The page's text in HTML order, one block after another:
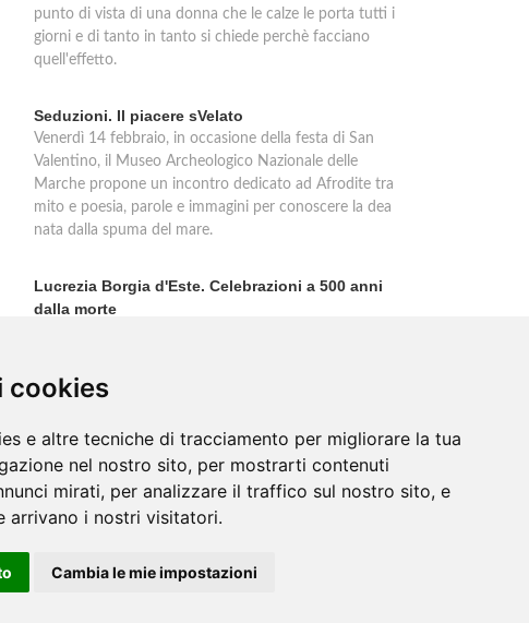
cookies
e altre tecniche di tracciamento per migliorare la tua
nel nostro sito, per mostrarti contenuti
mirati, per analizzare il traffico sul nostro sito, e
arrivano i nostri visitatori.
Cambia le mie impostazioni
punto di vista di una donna che le calze le porta tutti i
giorni e di tanto in tanto si chiede perchè facciano
quell'effetto.
Seduzioni. Il piacere sVelato
Venerdì 14 febbraio, in occasione della festa di San
Valentino, il Museo Archeologico Nazionale delle
Marche propone un incontro dedicato ad Afrodite tra
mito e poesia, parole e immagini per conoscere la dea
nata dalla spuma del mare.
Lucrezia Borgia d'Este. Celebrazioni a 500 anni
dalla morte
fortunata tradizione letteraria nata nell''800 e fondata
su infamie create ad arte nel '500.